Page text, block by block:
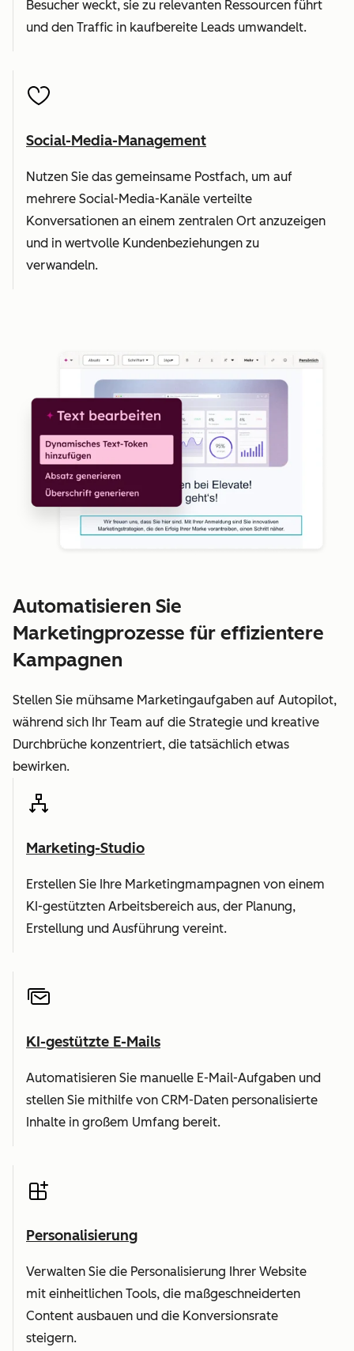
Besucher weckt, sie zu relevanten Ressourcen führt
und den Traffic in kaufbereite Leads umwandelt.
Social-Media-Management
Nutzen Sie das gemeinsame Postfach, um auf
mehrere Social-Media-Kanäle verteilte
Konversationen an einem zentralen Ort anzuzeigen
und in wertvolle Kundenbeziehungen zu
verwandeln.
Automatisieren Sie
Marketingprozesse für effizientere
Kampagnen
Stellen Sie mühsame Marketingaufgaben auf Autopilot,
während sich Ihr Team auf die Strategie und kreative
Durchbrüche konzentriert, die tatsächlich etwas
bewirken.
Marketing-Studio
Erstellen Sie Ihre Marketingmampagnen von einem
KI-gestützten Arbeitsbereich aus, der Planung,
Erstellung und Ausführung vereint.
KI-gestützte E-Mails
Automatisieren Sie manuelle E-Mail-Aufgaben und
stellen Sie mithilfe von CRM-Daten personalisierte
Inhalte in großem Umfang bereit.
Personalisierung
Verwalten Sie die Personalisierung Ihrer Website
mit einheitlichen Tools, die maßgeschneiderten
Content ausbauen und die Konversionsrate
steigern.